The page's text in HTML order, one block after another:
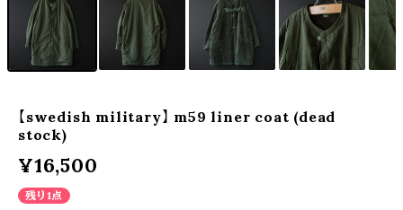
【swedish military】 m59 liner coat (dead
stock)
¥16,500
残り1点